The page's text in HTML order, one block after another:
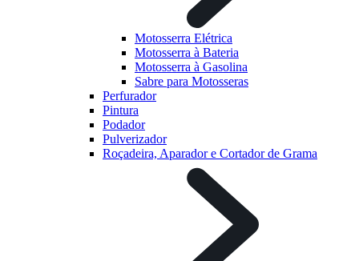
Motosserra Elétrica
Motosserra à Bateria
Motosserra à Gasolina
Sabre para Motosseras
Perfurador
Pintura
Podador
Pulverizador
Roçadeira, Aparador e Cortador de Grama